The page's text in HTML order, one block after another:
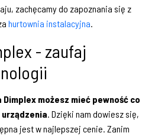
zachęcamy do zapoznania się z
hurtownia instalacyjna.
- zaufaj
możesz mieć pewność co
. Dzięki nam dowiesz się,
jest w najlepszej cenie. Zanim